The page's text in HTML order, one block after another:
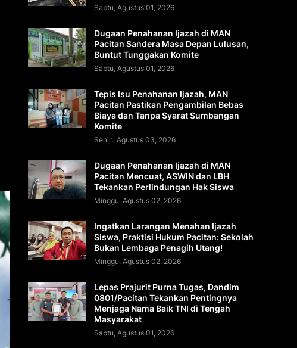
Sabtu, Agustus 01, 2026
Dugaan Penahanan Ijazah di MAN
Pacitan Sandera Masa Depan Lulusan,
Buntut Tunggakan Komite
Sabtu, Agustus 01, 2026
Tepis Isu Penahanan Ijazah, MAN
Pacitan Pastikan Pengambilan Bebas
Biaya dan Tanpa Syarat Sumbangan
Komite
Senin, Agustus 03, 2026
Dugaan Penahanan Ijazah di MAN
Pacitan Mencuat, ASWIN dan LBH
Tekankan Perlindungan Hak Siswa
Minggu, Agustus 02, 2026
Ingatkan Larangan Menahan Ijazah
Siswa, Praktisi Hukum Pacitan: Sekolah
Bukan Lembaga Penagih Utang!
Minggu, Agustus 02, 2026
Lepas Prajurit Purna Tugas, Dandim
0801/Pacitan Tekankan Pentingnya
Menjaga Nama Baik TNI di Tengah
Masyarakat
Sabtu, Agustus 01, 2026